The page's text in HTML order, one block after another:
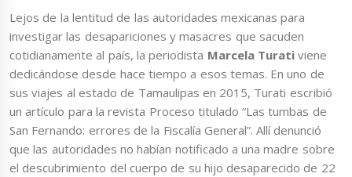
Lejos de la lentitud de las autoridades mexicanas para
investigar las desapariciones y masacres que sacuden
cotidianamente al país, la periodista Marcela Turativiene
dedicándose desde hace tiempo a esos temas. En uno de
sus viajes al estado de Tamaulipas en 2015, Turati escribió
un artículo para la revista Proceso titulado “Las tumbas de
San Fernando: errores de la Fiscalía General”. Allí denunció
que las autoridades no habían notificado a una madre sobre
el descubrimiento del cuerpo de su hijo desaparecido de 22